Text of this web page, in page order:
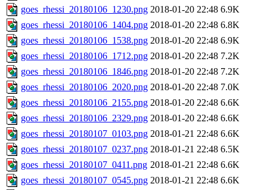
goes_rhessi_20180106_1230.png 2018-01-20 22:48 6.9K
goes_rhessi_20180106_1404.png 2018-01-20 22:48 6.8K
goes_rhessi_20180106_1538.png 2018-01-20 22:48 6.9K
goes_rhessi_20180106_1712.png 2018-01-20 22:48 7.2K
goes_rhessi_20180106_1846.png 2018-01-20 22:48 7.2K
goes_rhessi_20180106_2020.png 2018-01-20 22:48 7.0K
goes_rhessi_20180106_2155.png 2018-01-20 22:48 6.6K
goes_rhessi_20180106_2329.png 2018-01-20 22:48 6.6K
goes_rhessi_20180107_0103.png 2018-01-21 22:48 6.6K
goes_rhessi_20180107_0237.png 2018-01-21 22:48 6.5K
goes_rhessi_20180107_0411.png 2018-01-21 22:48 6.6K
goes_rhessi_20180107_0545.png 2018-01-21 22:48 6.6K